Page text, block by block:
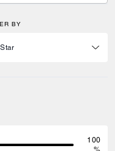
BY
100